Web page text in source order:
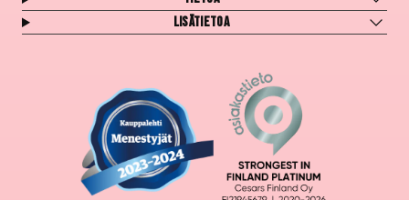
Lisätietoa